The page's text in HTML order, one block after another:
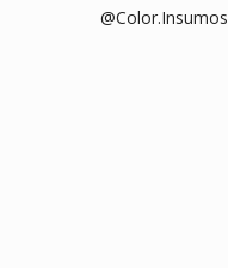
@Color.Insumos